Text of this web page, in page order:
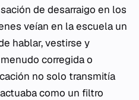
de desarraigo en los
veían en la escuela un
hablar, vestirse y
corregida o
no solo transmitía
como un filtro